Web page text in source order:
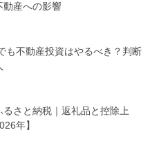
動産への影響
も不動産投資はやるべき？判断
るさと納税｜返礼品と控除上
年】